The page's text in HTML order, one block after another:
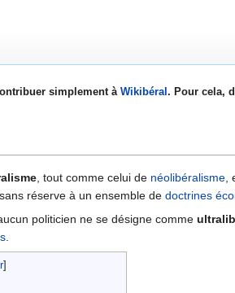
simplement à Wikibéral . Pour cela,
, tout comme celui de néolibéralisme,
réserve à un ensemble de doctrines
politicien ne se désigne comme
.